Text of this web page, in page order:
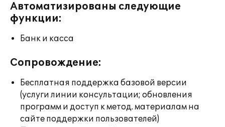
Автоматизированы следующие
функции:
Банк и касса
Сопровождение:
Бесплатная поддержка базовой версии
(услуги линии консультации; обновления
программ и доступ к метод. материалам на
сайте поддержки пользователей)